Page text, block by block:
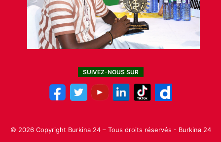
SUIVEZ-NOUS SUR
© 2026 Copyright Burkina 24 – Tous droits réservés - Burkina 24